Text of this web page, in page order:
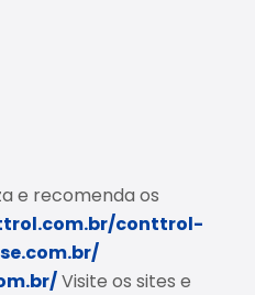
e recomenda os
conttrol-
Visite os sites e